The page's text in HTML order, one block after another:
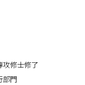
攻修士修了
部門